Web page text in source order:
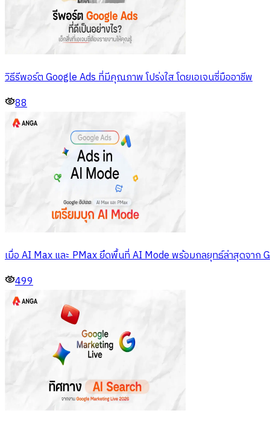
วิธีรีพอร์ต Google Ads ที่มีคุณภาพ โปร่งใส โดยเอเจนซี่มืออาชีพ
88
เมื่อ AI Max และ PMax ยึดพื้นที่ AI Mode พร้อมกลยุทธ์ล่าสุดจาก
499